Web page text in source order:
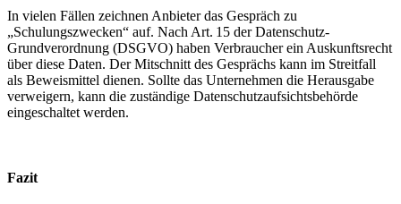
In vielen Fällen zeichnen Anbieter das Gespräch zu
„Schulungszwecken“ auf. Nach Art. 15 der Datenschutz-
Grundverordnung (DSGVO) haben Verbraucher ein Auskunftsrecht
über diese Daten. Der Mitschnitt des Gesprächs kann im Streitfall
als Beweismittel dienen. Sollte das Unternehmen die Herausgabe
verweigern, kann die zuständige Datenschutzaufsichtsbehörde
eingeschaltet werden.
Fazit